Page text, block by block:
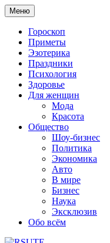
Меню
Гороскоп
Приметы
Эзотерика
Праздники
Психология
Здоровье
Для женщин
Мода
Красота
Общество
Шоу-бизнес
Политика
Экономика
Авто
В мире
Бизнес
Наука
Эксклюзив
Обо всём